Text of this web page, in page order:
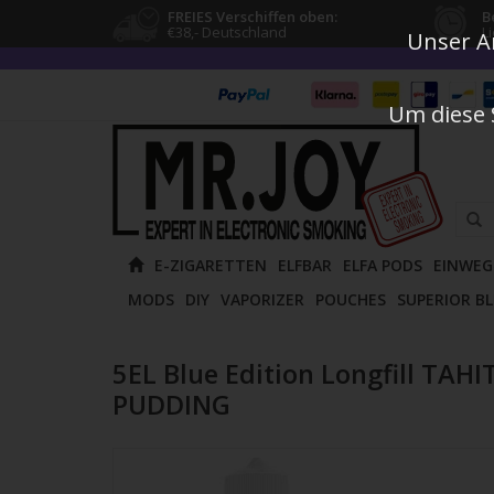
FREIES Verschiffen oben:
€38,- Deutschland
die
Pfeile
und
E-ZIGARETTEN ELFBAR ELFA PODS
MODS DIY VAPORIZER POUCHES SUPERIOR
5EL Blue Edition Longfill
PUDDING
Unser
Um diese